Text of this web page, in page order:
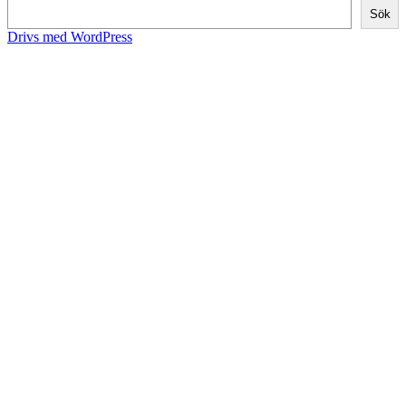
Sök
Drivs med WordPress